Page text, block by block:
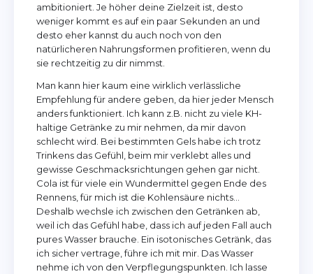
ambitioniert. Je höher deine Zielzeit ist, desto
weniger kommt es auf ein paar Sekunden an und
desto eher kannst du auch noch von den
natürlicheren Nahrungsformen profitieren, wenn du
sie rechtzeitig zu dir nimmst.
Man kann hier kaum eine wirklich verlässliche
Empfehlung für andere geben, da hier jeder Mensch
anders funktioniert. Ich kann z.B. nicht zu viele KH-
haltige Getränke zu mir nehmen, da mir davon
schlecht wird. Bei bestimmten Gels habe ich trotz
Trinkens das Gefühl, beim mir verklebt alles und
gewisse Geschmacksrichtungen gehen gar nicht.
Cola ist für viele ein Wundermittel gegen Ende des
Rennens, für mich ist die Kohlensäure nichts…
Deshalb wechsle ich zwischen den Getränken ab,
weil ich das Gefühl habe, dass ich auf jeden Fall auch
pures Wasser brauche. Ein isotonisches Getränk, das
ich sicher vertrage, führe ich mit mir. Das Wasser
nehme ich von den Verpflegungspunkten. Ich lasse